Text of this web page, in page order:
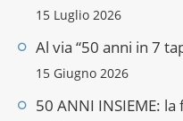
15 Luglio 2026
Al via “50 anni in 7
15 Giugno 2026
50 ANNI INSIEME: